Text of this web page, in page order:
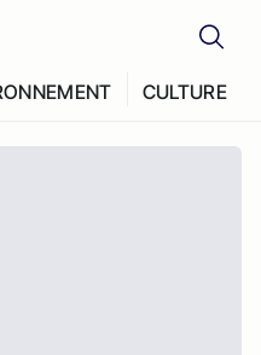
CULTURE